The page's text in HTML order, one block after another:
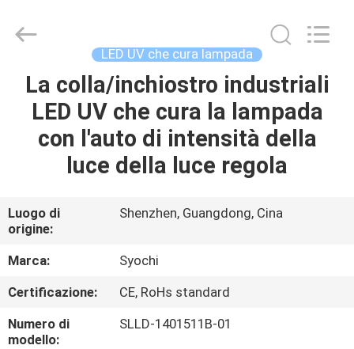
CASA
PRODOTTI
NOI
GIRO
DELLA
FABBRICA
Syochi
Electronics
Reserved.
LED UV che cura lampada
La colla/inchiostro industriali
LED UV che cura la lampada
con l'auto di intensità della
luce della luce regola
Luogo di
origine:
Shenzhen, Guangdong, Cina
Marca:
Syochi
Certificazione:
CE, RoHs standard
Numero di
modello:
SLLD-1401511B-01